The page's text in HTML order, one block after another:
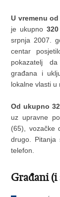
U vremenu
je ukupno
srpnja 2007.
centar
pokazatelj
građana i
lokalne vlasti u
Od ukupno
uz upravne
(65), vozačke
drugo. Pitanja
telefon.
Građani